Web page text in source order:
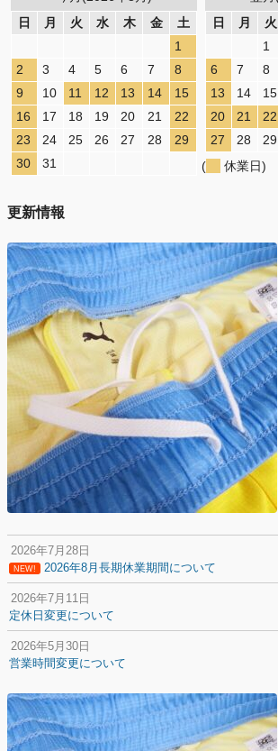
日
月 火 水 木 金
土
1
2
3 4 5 6 7
8
9
10 11 12 13 14
15
16
17 18 19 20 21
22
23
24 25 26 27 28
29
30
31
日
月 火
1
6
7 8
13
14 15
20
21 22
27
28 29
(
休業日)
更新情報
2026年7月28日
NEW! 2026年8月長期休業期間について
2026年7月11日
定休日変更について
2026年5月30日
営業時間変更について
2025年12月20日
納期遅延について
2025年12月11日